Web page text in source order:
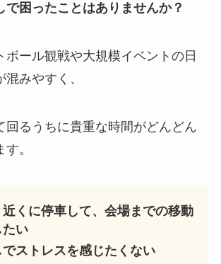
で困ったことはありませんか？
ボール観戦や大規模イベントの日
みやすく、
回るうちに貴重な時間がどんどん
。
くに停車して、会場までの移動
たい
ストレスを感じたくない